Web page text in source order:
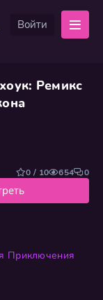
Войти
Ремикс
Приключения
0 / 10 654 0